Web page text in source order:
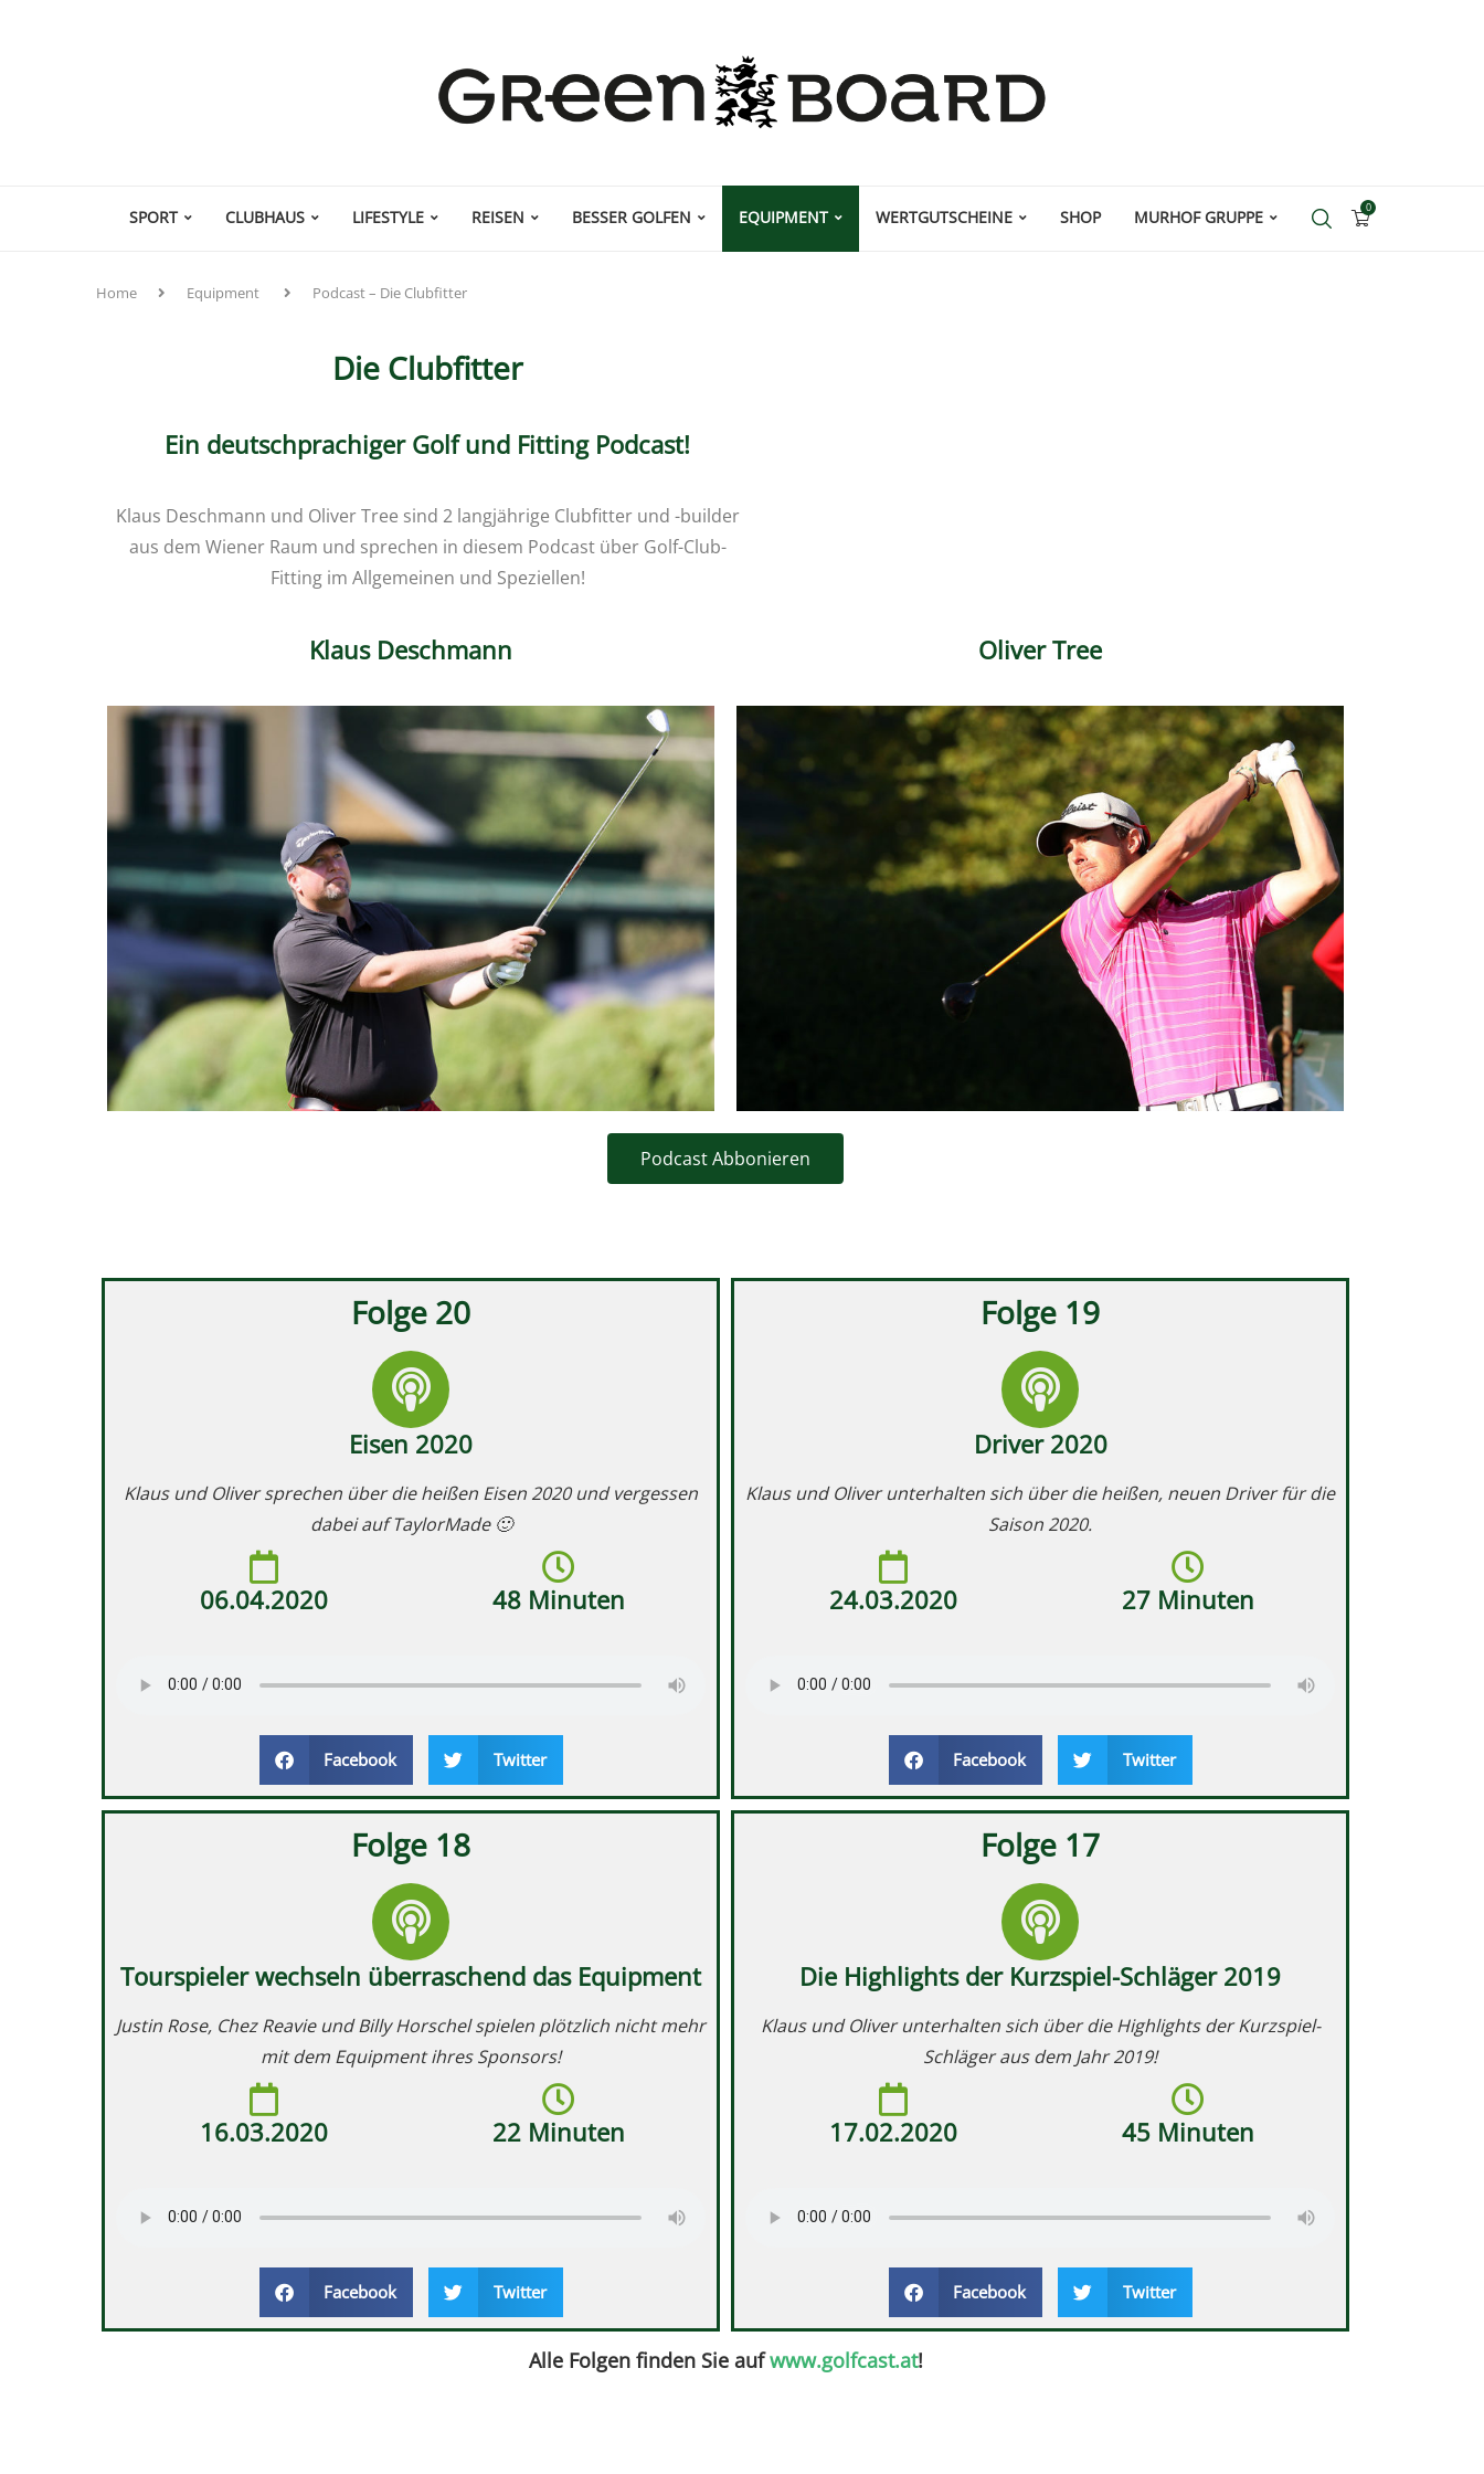
SPORT CLUBHAUS LIFESTYLE REISEN BESSER GOLFEN EQUIPMENT WERTGUTSCHEINE SHOP MURHOF GRUPPE 0
Home Equipment Podcast – Die Clubfitter
Die Clubfitter
Ein deutschprachiger Golf und Fitting Podcast!
Klaus Deschmann und Oliver Tree sind 2 langjährige Clubfitter und -builder
aus dem Wiener Raum und sprechen in diesem Podcast über Golf-Club-
Fitting im Allgemeinen und Speziellen!
Klaus Deschmann Oliver Tree
Podcast Abbonieren
Folge 20
Eisen 2020
Klaus und Oliver sprechen über die heißen Eisen 2020 und vergessen
dabei auf TaylorMade 🙂
06.04.2020 48 Minuten
Facebook Twitter
Folge 19
Driver 2020
Klaus und Oliver unterhalten sich über die heißen, neuen Driver für die
Saison 2020.
24.03.2020 27 Minuten
Facebook Twitter
Folge 18
Tourspieler wechseln überraschend das Equipment
Justin Rose, Chez Reavie und Billy Horschel spielen plötzlich nicht mehr
mit dem Equipment ihres Sponsors!
16.03.2020 22 Minuten
Facebook Twitter
Folge 17
Die Highlights der Kurzspiel-Schläger 2019
Klaus und Oliver unterhalten sich über die Highlights der Kurzspiel-
Schläger aus dem Jahr 2019!
17.02.2020 45 Minuten
Facebook Twitter
Alle Folgen finden Sie aufwww.golfcast.at!